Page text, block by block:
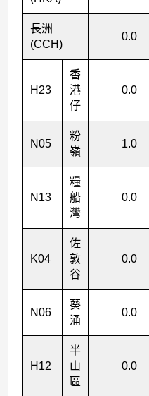
十
長洲
(CCH)
0.0
H23
香
港
仔
0.0
N05
粉
嶺
1.0
N13
糧
船
灣
0.0
K04
佐
敦
谷
0.0
N06
葵
涌
0.0
H12
半
山
區
0.0